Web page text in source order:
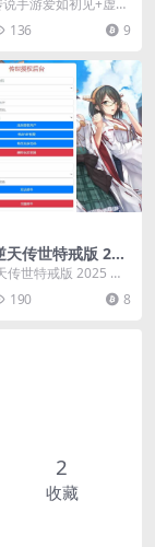
手游爱如初见+虚拟
教程
136 9
传世特戒版 202
机一键即玩服务
本地学习手工端 +
后台
传世特戒版 2025 最
键即玩服务端 赠 Linu
190 8
2
收藏